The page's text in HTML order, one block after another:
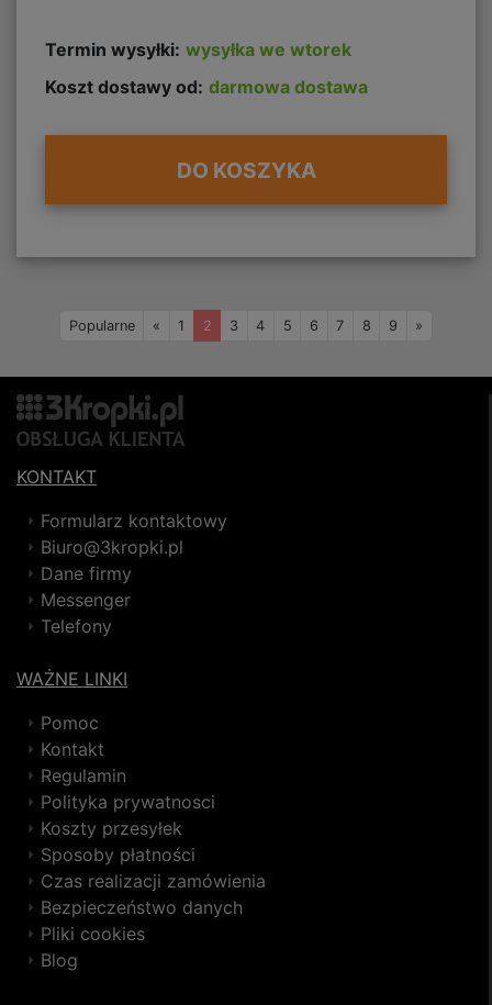
Termin wysyłki: wysyłka we wtorek
Koszt dostawy od: darmowa dostawa
DO KOSZYKA
Popularne «Wstecz
1 2 3 4 5 6 7 8 9 »
KONTAKT
Formularz kontaktowy
Biuro@3kropki.pl
Dane firmy
Messenger
Telefony
WAŻNE LINKI
Pomoc
Kontakt
Regulamin
Polityka prywatnosci
Koszty przesyłek
Sposoby płatności
Czas realizacji zamówienia
Bezpieczeństwo danych
Pliki cookies
Blog